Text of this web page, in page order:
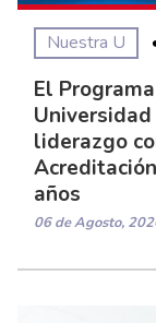
Nuestra U
El
liderazgo
años
06 de Agosto,